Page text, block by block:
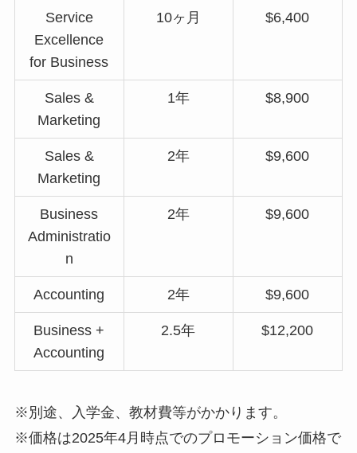
Service
Excellence
for Business
10ヶ月 $6,400
Sales &
Marketing
1年 $8,900
Sales &
Marketing
2年 $9,600
Business
Administratio
n
2年 $9,600
Accounting 2年 $9,600
Business +
Accounting
2.5年 $12,200
※別途、入学金、教材費等がかかります。
※価格は2025年4月時点でのプロモーション価格で